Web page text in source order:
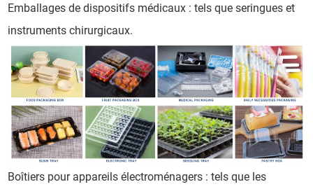
Emballages de dispositifs médicaux : tels que seringues et
instruments chirurgicaux.
Boîtiers pour appareils électroménagers : tels que les